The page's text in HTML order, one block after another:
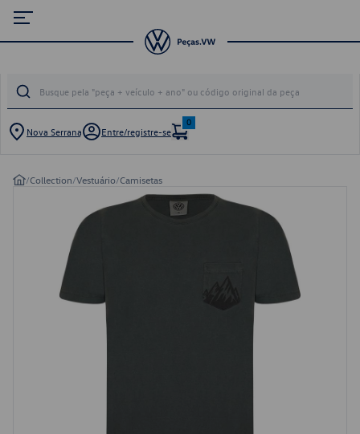
Nova Serrana Entre/registre-se
0
/Collection/Vestuário/Camisetas